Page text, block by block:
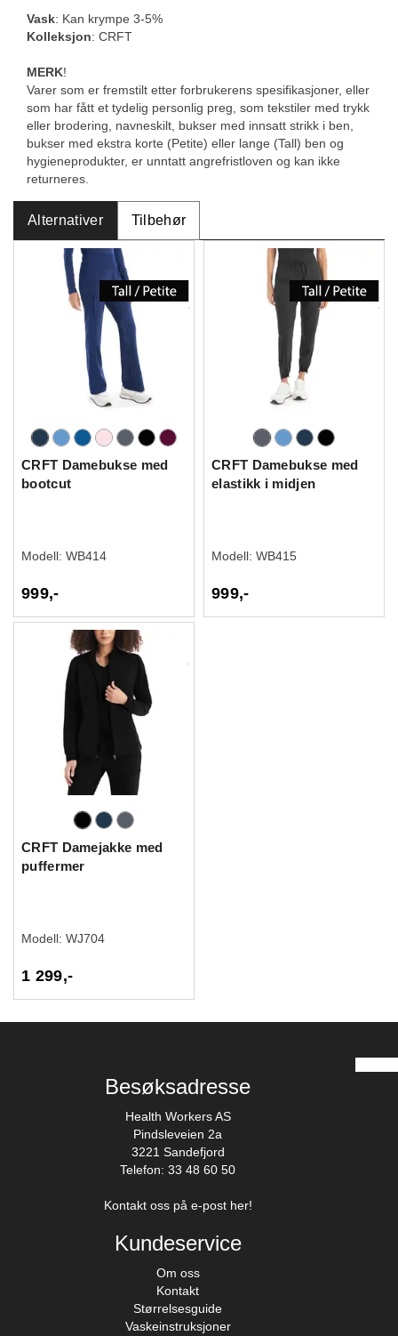
Vask: Kan krympe 3-5%
Kolleksjon: CRFT
MERK!
Varer som er fremstilt etter forbrukerens spesifikasjoner, eller
som har fått et tydelig personlig preg, som tekstiler med trykk
eller brodering, navneskilt, bukser med innsatt strikk i ben,
bukser med ekstra korte (Petite) eller lange (Tall) ben og
hygieneprodukter, er unntatt angrefristloven og kan ikke
returneres.
Alternativer Tilbehør
CRFT Damebukse med
bootcut
Modell: WB414
999,-
CRFT Damebukse med
elastikk i midjen
Modell: WB415
999,-
CRFT Damejakke med
puffermer
Modell: WJ704
1 299,-
Besøksadresse
Health Workers AS
Pindsleveien 2a
3221 Sandefjord
Telefon: 33 48 60 50
Kontakt oss på e-post her!
Kundeservice
Om oss
Kontakt
Størrelsesguide
Vaskeinstruksjoner